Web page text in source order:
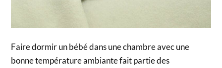
Faire dormir un bébé dans une chambre avec une
bonne température ambiante fait partie des